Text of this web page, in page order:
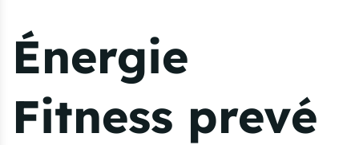
Énergie
Fitness prevé